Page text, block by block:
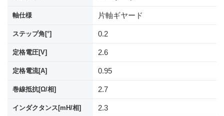
軸仕様 片軸ギヤード
ステップ角[°] 0.2
定格電圧[V] 2.6
定格電流[A] 0.95
巻線抵抗[Ω/相] 2.7
インダクタンス[mH/相] 2.3